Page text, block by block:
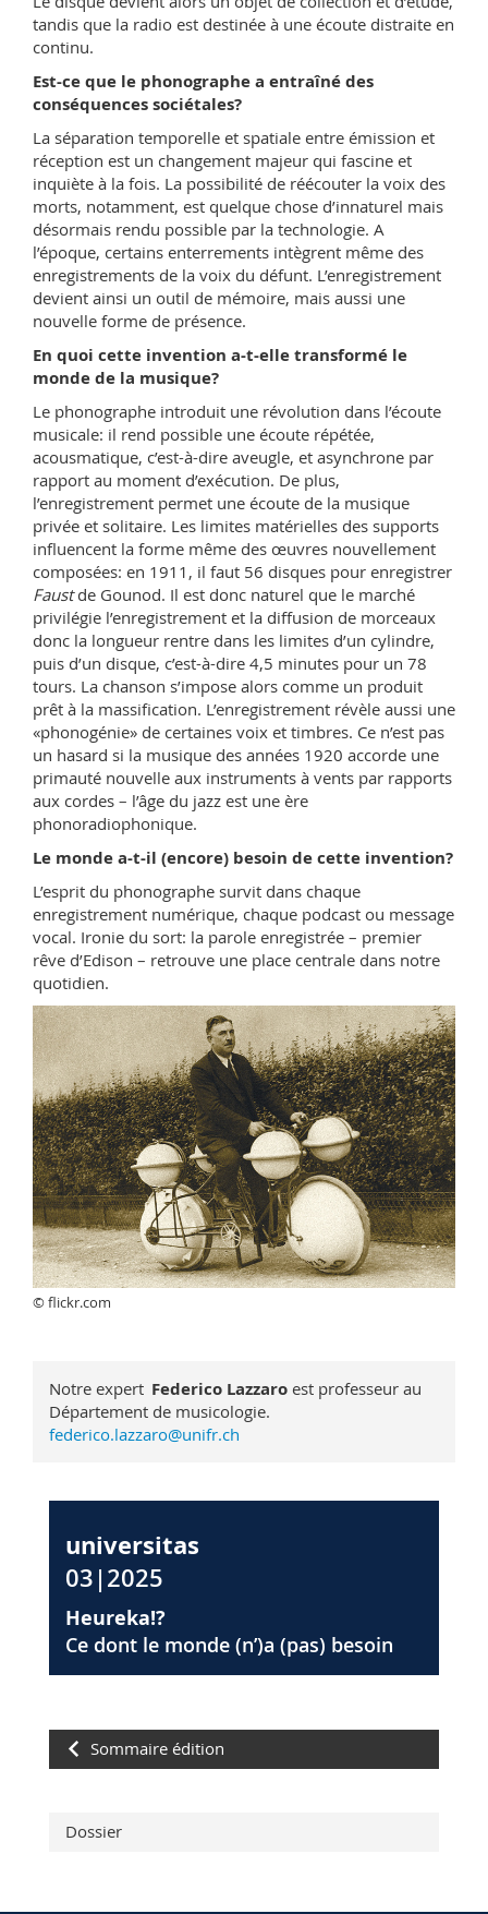
tandis que la radio est destinée à une écoute distraite en
continu.
Est-ce que le phonographe a entraîné des
conséquences sociétales?
La séparation temporelle et spatiale entre émission et
réception est un changement majeur qui fascine et
inquiète à la fois. La possibilité de réécouter la voix des
morts, notamment, est quelque chose d’innaturel mais
désormais rendu possible par la technologie. A
l’époque, certains enterrements intègrent même des
enregistrements de la voix du défunt. L’enregistrement
devient ainsi un outil de mémoire, mais aussi une
nouvelle forme de présence.
En quoi cette invention a-t-elle transformé le
monde de la musique?
Le phonographe introduit une révolution dans l’écoute
musicale: il rend possible une écoute répétée,
acousmatique, c’est-à-dire aveugle, et asynchrone par
rapport au moment d’exécution. De plus,
l’enregistrement permet une écoute de la musique
privée et solitaire. Les limites matérielles des supports
influencent la forme même des œuvres nouvellement
composées: en 1911, il faut 56 disques pour enregistrer
Faustde Gounod. Il est donc naturel que le marché
privilégie l’enregistrement et la diffusion de morceaux
donc la longueur rentre dans les limites d’un cylindre,
puis d’un disque, c’est-à-dire 4,5 minutes pour un 78
tours. La chanson s’impose alors comme un produit
prêt à la massification. L’enregistrement révèle aussi une
«phonogénie» de certaines voix et timbres. Ce n’est pas
un hasard si la musique des années 1920 accorde une
primauté nouvelle aux instruments à vents par rapports
aux cordes – l’âge du jazz est une ère
phonoradiophonique.
Le monde a-t-il (encore) besoin de cette invention?
L’esprit du phonographe survit dans chaque
enregistrement numérique, chaque podcast ou message
vocal. Ironie du sort: la parole enregistrée – premier
rêve d’Edison – retrouve une place centrale dans notre
quotidien.
© flickr.com
Notre expert Federico Lazzaro est professeur au
Département de musicologie.
federico.lazzaro@unifr.ch
universitas
03|2025
Heureka!?
Ce dont le monde (n’)a (pas) besoin
Sommaire édition
Dossier